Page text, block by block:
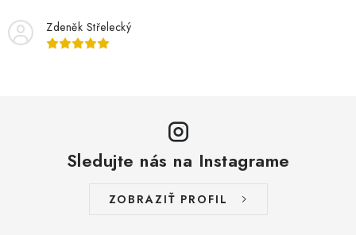
Zdeněk Střelecký
Sledujte nás na Instagrame
ZOBRAZIŤ PROFIL